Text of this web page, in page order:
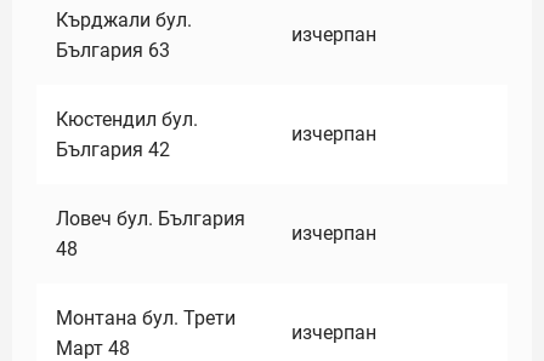
Кърджали бул.
България 63
изчерпан
Кюстендил бул.
България 42
изчерпан
Ловеч бул. България
48
изчерпан
Монтана бул. Трети
Март 48
изчерпан